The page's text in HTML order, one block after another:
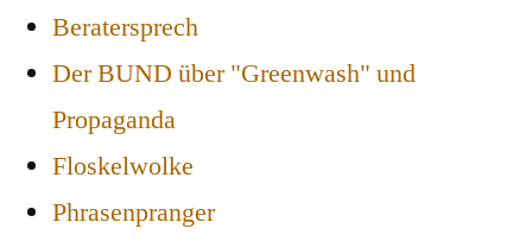
Beratersprech
Der BUND über "Greenwash" und
Propaganda
Floskelwolke
Phrasenpranger